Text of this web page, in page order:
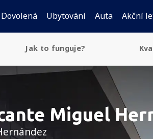
Dovolená Ubytování Auta Akční
Jak to funguje?
Miguel